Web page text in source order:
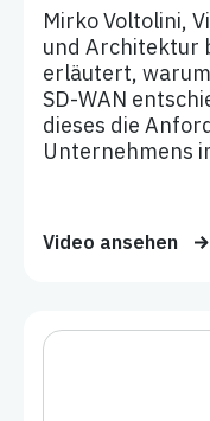
Mirko Voltolini,
und Architektur
erläutert,
SD-WAN
dieses die
Unternehmens
Video ansehen